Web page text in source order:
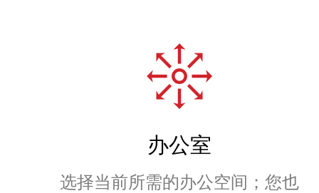
办公室
选择当前所需的办公空间；您也